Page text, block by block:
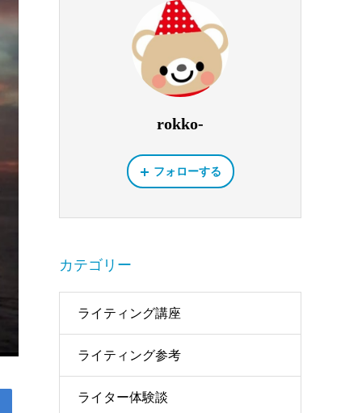
rokko-
フォローする
カテゴリー
ライティング講座
ライティング参考
ライター体験談